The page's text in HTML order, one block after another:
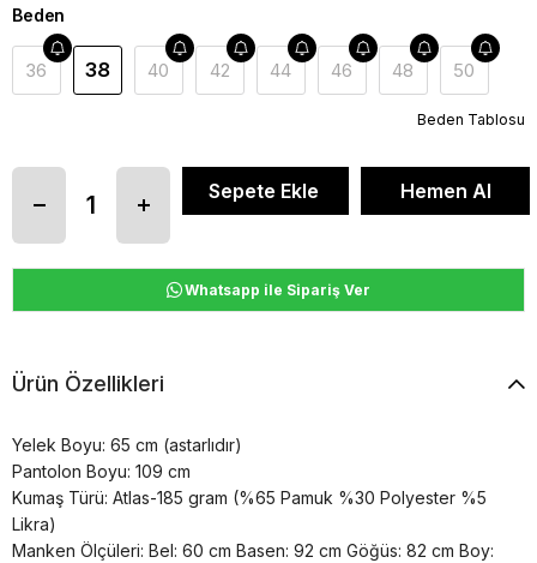
Beden
36 38 40 42 44 46 48 50
Beden Tablosu
Whatsapp ile Sipariş Ver
Ürün Özellikleri
Yelek Boyu: 65 cm (astarlıdır)
Pantolon Boyu: 109 cm
Kumaş Türü: Atlas-185 gram (%65 Pamuk %30 Polyester %5
Likra)
Manken Ölçüleri: Bel: 60 cm Basen: 92 cm Göğüs: 82 cm Boy: